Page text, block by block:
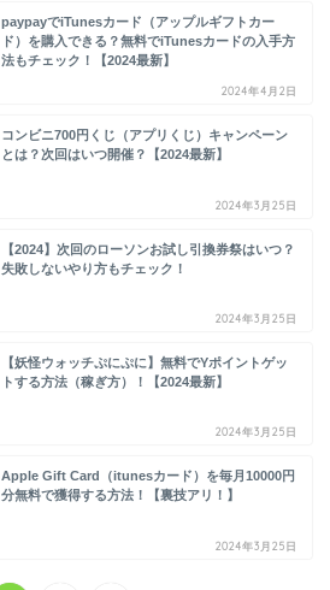
paypayでiTunesカード（アップルギフトカー
ド）を購入できる？無料でiTunesカードの入手方
法もチェック！【2024最新】
2024年4月2日
コンビニ700円くじ（アプリくじ）キャンペーン
とは？次回はいつ開催？【2024最新】
2024年3月25日
【2024】次回のローソンお試し引換券祭はいつ？
失敗しないやり方もチェック！
2024年3月25日
【妖怪ウォッチぷにぷに】無料でYポイントゲッ
トする方法（稼ぎ方）！【2024最新】
2024年3月25日
Apple Gift Card（itunesカード）を毎月10000円
分無料で獲得する方法！【裏技アリ！】
2024年3月25日